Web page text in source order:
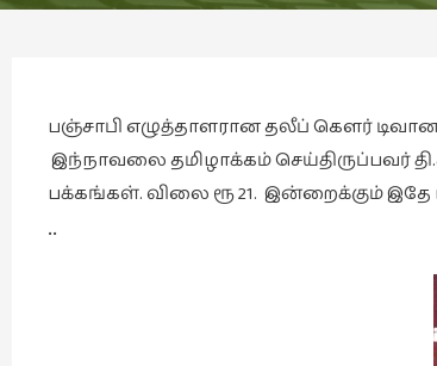
பஞ்சாபி எழுத்தாளரான தலீப் கௌர்
இந்நாவலை தமிழாக்கம் செய்திருப்பவர்
பக்கங்கள். விலை ரூ 21. இன்றைக்கும் இதே
••